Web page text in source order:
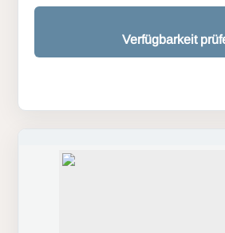
Verfügbarkeit